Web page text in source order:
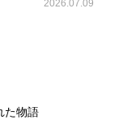
速買いにいこう
2026.07.09
た物語